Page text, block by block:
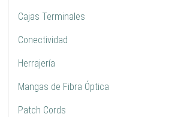
Cajas Terminales
Conectividad
Herrajería
Mangas de Fibra Óptica
Patch Cords